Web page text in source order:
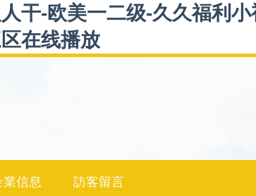
干-欧美一二级-久久福利
在线播放
業信息 訪客留言